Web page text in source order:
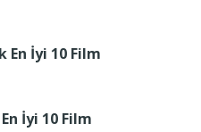
En İyi 10 Film
İyi 10 Film